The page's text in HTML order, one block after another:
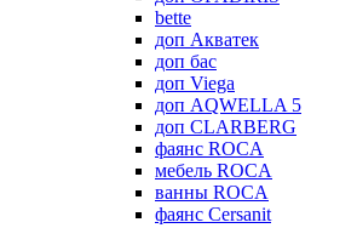
bette
доп Акватек
доп бас
доп Viega
доп AQWELLA 5
доп CLARBERG
фаянс ROCA
мебель ROCA
ванны ROCA
фаянс Cersanit